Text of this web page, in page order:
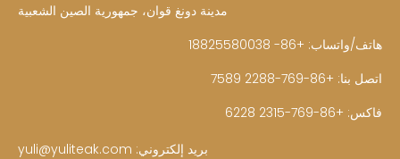
مدينة دونغ قوان، جمهورية الصين الشعبية
هاتف/واتساب: +86- 18825580038
اتصل بنا: +86-769-2288 7589
فاكس: +86-769-2315 6228
بريد إلكتروني: yuli@yuliteak.com